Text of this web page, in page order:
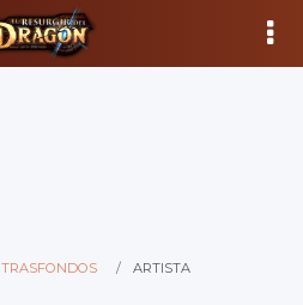
TRASFONDOS ARTISTA